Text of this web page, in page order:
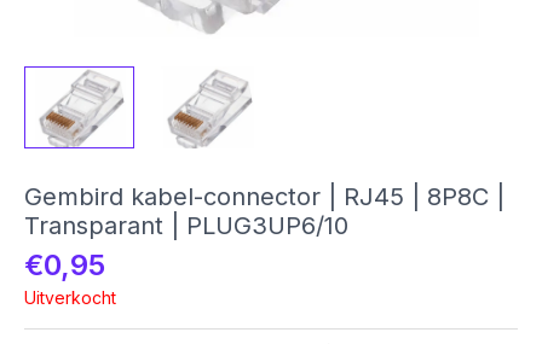
Gembird kabel-connector | RJ45 | 8P8C |
Transparant | PLUG3UP6/10
€0,95
Uitverkocht